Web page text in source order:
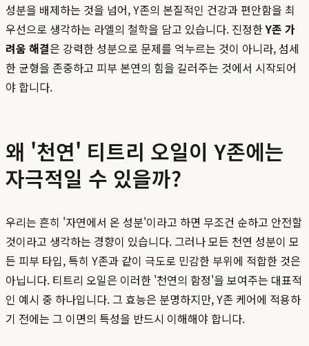
성분을 배제하는 것을 넘어, Y존의 본질적인 건강과 편안함을 최
우선으로 생각하는 라엘의 철학을 담고 있습니다. 진정한Y존 가
려움 해결은 강력한 성분으로 문제를 억누르는 것이 아니라, 섬세
한 균형을 존중하고 피부 본연의 힘을 길러주는 것에서 시작되어
야 합니다.
왜 '천연' 티트리 오일이 Y존에는
자극적일 수 있을까?
우리는 흔히 '자연에서 온 성분'이라고 하면 무조건 순하고 안전할
것이라고 생각하는 경향이 있습니다. 그러나 모든 천연 성분이 모
든 피부 타입, 특히 Y존과 같이 극도로 민감한 부위에 적합한 것은
아닙니다. 티트리 오일은 이러한 '천연의 함정'을 보여주는 대표적
인 예시 중 하나입니다. 그 효능은 분명하지만, Y존 케어에 적용하
기 전에는 그 이면의 특성을 반드시 이해해야 합니다.